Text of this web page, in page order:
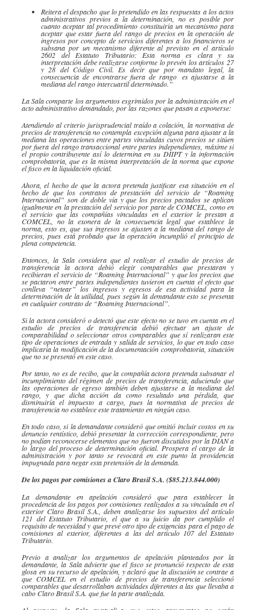
Reitera el despacho que lo pretendido en las respuestas a los actos
administrativos previos a la determinación, no es posible por
cuanto aceptar tal procedimiento constituiría un mecanismo para
aceptar que estar fuera del rango de precios en la operación de
ingresos por concepto de servicios diferentes a los financieros se
subsana por un mecanismo diferente al previsto en el artículo
2602 del Estatuto Tributario: Esta norma es clara y su
interpretación debe realizarse conforme lo prevén los artículos 27
y 28 del Código Civil. Es decir que por mandato legal, la
consecuencia de encontrarse fuera de rango, es ajustarse a la
mediana del rango intercuartil determinado.”
La Sala comparte los argumentos esgrimidos por la administración en el
acto administrativo demandado, por las razones que pasan a exponerse:
Atendiendo al criterio jurisprudencial traído a colación, la normativa de
precios de transferencia no contempla excepción alguna para ajustar a la
mediana las operaciones entre partes vinculadas cuyos precios se sitúen
por fuera del rango transaccional entre partes independientes, máxime si
el propio contribuyente así lo determina en su DIIPT y la información
comprobatoria, que es la misma interpretación de la norma que expone
el fisco en la liquidación oficial.
Ahora, el hecho de que la actora pretenda justificar esa situación en el
hecho de que los contratos de prestación del servicio de “Roaming
Internacional” son de doble vía y que los precios pactados se aplican
igualmente en la prestación del servicio por parte de COMCEL, como en
el servicio que las compañías vinculadas en el exterior le prestan a
COMCEL, no la exonera de la consecuencia legal que establece la
norma, esto es, que sus ingresos se ajusten a la mediana del rango de
precios, pues está probado que la operación incumplió el principio de
plena competencia.
Entonces, la Sala considera que al realizar el estudio de precios de
transferencia la actora debió elegir comparables que prestaran y
recibieran el servicio de “Roaming Internacional” y que los precios que
se pactaron entre partes independientes tuvieron en cuenta el efecto que
conlleva “netear” los ingresos y egresos de esa actividad para la
determinación de la utilidad, pues según la demandante esto se presenta
en cualquier contrato de “Roaming Internacional”.
Si la actora consideró o detectó que este efecto no se tuvo en cuenta en el
estudio de precios de transferencia debió efectuar un ajuste de
comparabilidad o seleccionar otros comparables que sí realizaran este
tipo de operaciones de entrada y salida de servicios, lo que en todo caso
implicaría la modificación de la documentación comprobatoria, situación
que no se presentó en este caso.
Por tanto, no es de recibo, que la compañía actora pretenda subsanar el
incumplimiento del régimen de precios de transferencia, aduciendo que
las operaciones de egreso también deben ajustarse a la mediana del
rango, y que dicha acción da como resultado una pérdida, que
disminuiría el impuesto a cargo, pues la normativa de precios de
transferencia no establece este tratamiento en ningún caso.
En todo caso, si la demandante consideró que omitió incluir costos en su
denuncio rentístico, debió presentar la corrección correspondiente, pero
no podían reconocerse elementos que no fueron discutidos por la DIAN a
lo largo del proceso de determinación oficial. Prospera el cargo de la
administración y por tanto se revocará en este punto la providencia
impugnada para negar esta pretensión de la demanda.
De los pagos por comisiones a Claro Brasil S.A. ($85.213.844.000)
La demandante en apelación consideró que para establecer la
procedencia de los pagos por comisiones realizados a su vinculada en el
exterior Claro Brasil S.A., deben analizarse los supuestos del artículo
121 del Estatuto Tributario, el que a su juicio da por cumplido el
requisito de necesidad y que prevé otro tipo de exigencias para el pago de
comisiones al exterior, diferentes a las del artículo 107 del Estatuto
Tributario.
Previo a analizar los argumentos de apelación planteados por la
demandante, la Sala advierte que el fisco se pronunció respecto de esta
glosa en su recurso de apelación, y aclaró que la discusión se contrae a
que COMCEL en el estudio de precios de transferencia seleccionó
comparables que desarrollaban actividades diferentes a las que llevaba a
cabo Claro Brasil S.A. que fue la parte analizada.